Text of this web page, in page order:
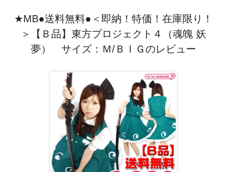
★MB●送料無料●＜即納！特価！在庫限り！
＞【Ｂ品】東方プロジェクト４（魂魄 妖
夢） サイズ：Ｍ/ＢＩＧのレビュー